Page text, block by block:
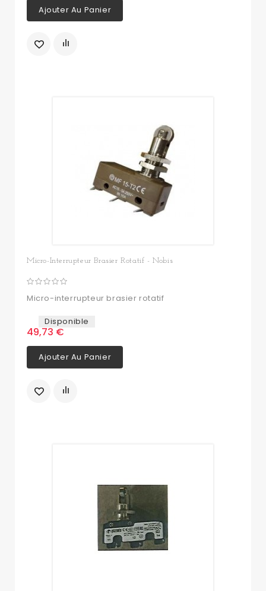
Ajouter Au Panier
Micro-Interrupteur Brasier Rotatif - Nobis
Micro-interrupteur brasier rotatif
Disponible
49,73 €
Ajouter Au Panier